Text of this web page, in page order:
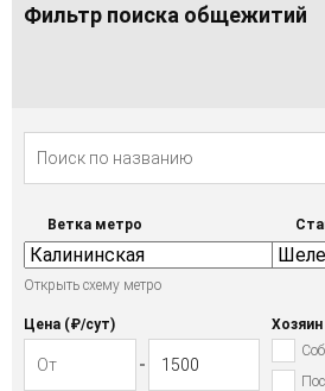
Фильтр поиска общежитий
Ветка метро
Открыть схему метро
Цена (₽/cут)
Хозяин